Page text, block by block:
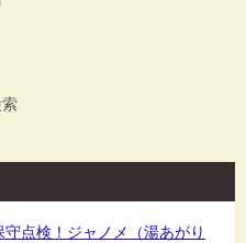
守点検！ジャノメ（湯あがり